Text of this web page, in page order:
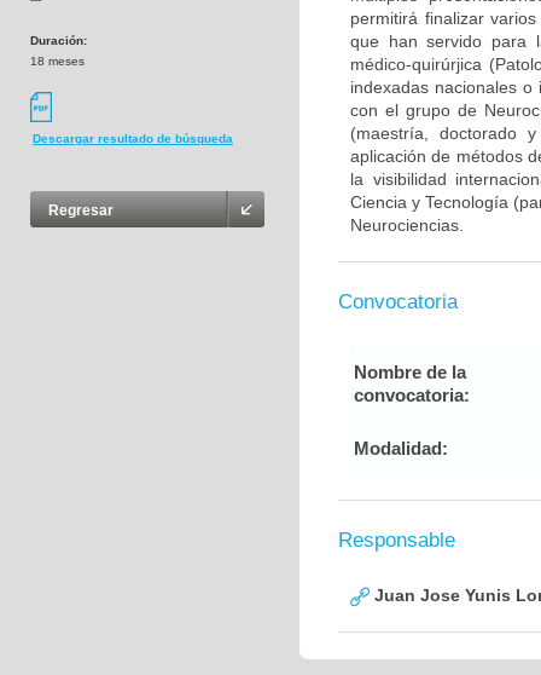
Duración:
18 meses
Descargar resultado de búsqueda
Regresar
permitirá finalizar
que han servido para
médico-quirúrjica
indexadas nacionales
con el grupo de
(maestría, doctorado
aplicación de métodos
la visibilidad
Ciencia y Tecnología
Neurociencias.
Convocatoria
Nombre de la
convocatoria:
Modalidad:
Responsable
Juan Jose Yunis